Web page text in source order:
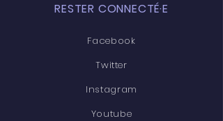
RESTER CONNECTÉ·E
Facebook
Twitter
Instagram
Youtube